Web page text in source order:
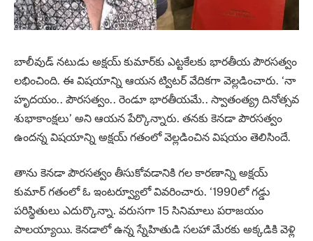
బాలీవుడ్‌ నటుడు అక్షయ్ కుమార్‌కు ఎట్టకేలకు భారతీయ పౌరసత్వం
లభించింది. ఈ విషయాన్ని ఆయన ట్విటర్‌ వేదికగా వెల్లడించారు. ‘నా
హృదయం.. పౌరసత్వం.. రెండూ భారతీయమే.. స్వాతంత్య్ర దినోత్సవ
శుభాకాంక్షలు’ అని ఆయన పేర్కొన్నారు. తనకు కెనడా పౌరసత్వం
ఉందన్న విషయాన్ని అక్షయ్ గతంలో వెల్లడించిన విషయం తెలిసిందే.
తాను కెనడా పౌరసత్వం తీసుకోవడానికి గల కారణాన్ని అక్షయ్
కుమార్‌ గతంలో ఓ ఇంటర్వ్యూలో వివరించారు. ‘1990లో గడ్డు
పరిస్థితులు ఎదుర్కొన్నా. వరుసగా 15 సినిమాలు పరాజయం
పాలయ్యాయి. కెనడాలో ఉన్న స్నేహితుడి సలహా మేరకు అక్కడికి వెళ్లి